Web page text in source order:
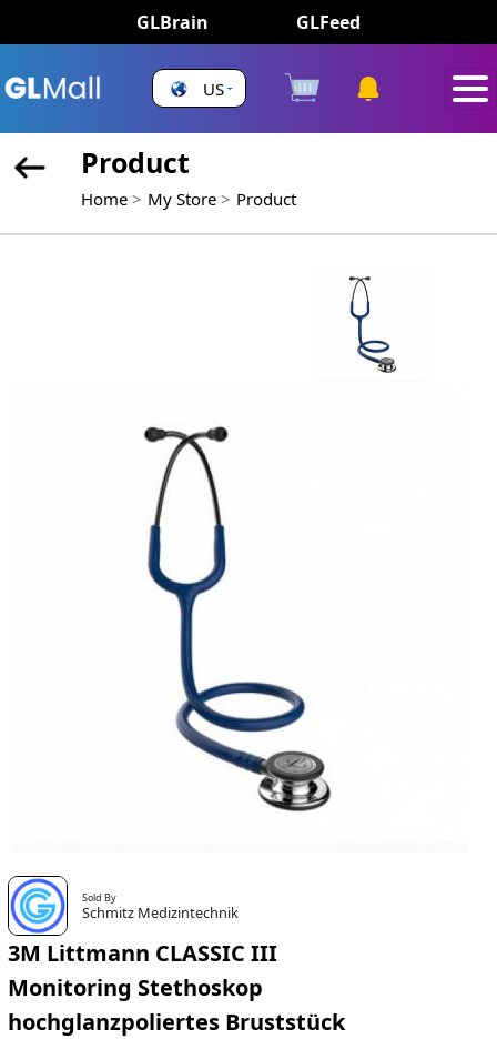
GLBrain GLFeed
US
Product
Home My Store Product
Sold By
Schmitz Medizintechnik
3M Littmann CLASSIC III
Monitoring Stethoskop
hochglanzpoliertes Bruststück